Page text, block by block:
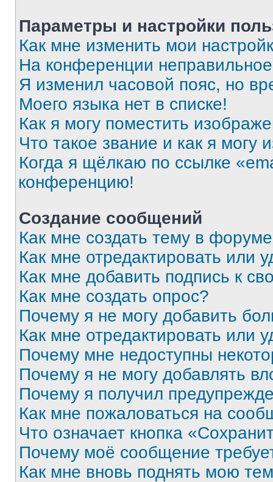
Параметры и настройки
Как мне изменить мои
На конференции
Я изменил часовой пояс, но
Моего языка нет в списке!
Как я могу поместить
Что такое звание и как я могу
Когда я щёлкаю по ссылке
конференцию!
Создание сообщений
Как мне создать тему в
Как мне отредактировать или
Как мне добавить подпись к
Как мне создать опрос?
Почему я не могу добавить
Как мне отредактировать или
Почему мне недоступны
Почему я не могу добавлять
Почему я получил
Как мне пожаловаться на
Что означает кнопка
Почему моё сообщение
Как мне вновь поднять мою